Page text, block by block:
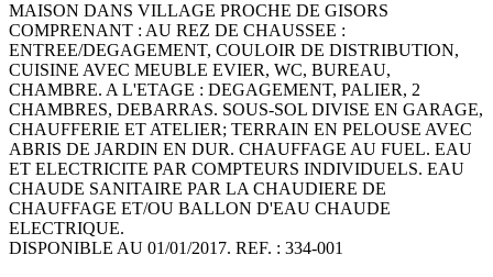
MAISON DANS VILLAGE PROCHE DE GISORS
COMPRENANT : AU REZ DE CHAUSSEE :
ENTREE/DEGAGEMENT, COULOIR DE DISTRIBUTION,
CUISINE AVEC MEUBLE EVIER, WC, BUREAU,
CHAMBRE. A L'ETAGE : DEGAGEMENT, PALIER, 2
CHAMBRES, DEBARRAS. SOUS-SOL DIVISE EN GARAGE,
CHAUFFERIE ET ATELIER; TERRAIN EN PELOUSE AVEC
ABRIS DE JARDIN EN DUR. CHAUFFAGE AU FUEL. EAU
ET ELECTRICITE PAR COMPTEURS INDIVIDUELS. EAU
CHAUDE SANITAIRE PAR LA CHAUDIERE DE
CHAUFFAGE ET/OU BALLON D'EAU CHAUDE
ELECTRIQUE.
DISPONIBLE AU 01/01/2017. REF. : 334-001